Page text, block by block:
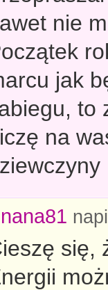
nie
jak
to
na
nana81
się,